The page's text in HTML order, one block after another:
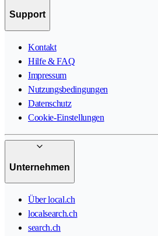
Support
Kontakt
Hilfe & FAQ
Impressum
Nutzungsbedingungen
Datenschutz
Cookie-Einstellungen
Unternehmen
Über local.ch
localsearch.ch
search.ch